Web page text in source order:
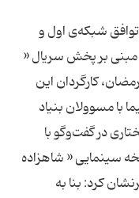
شبكه‌ی اول و
بر پخش سریال «
كارگردان این
با مسوولان بنیاد
در گفت‌وگو با
سینمایی « شاهزاده
كرد: بنا به